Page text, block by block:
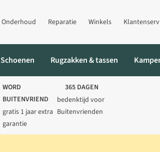
Onderhoud Reparatie Winkels
Schoenen Rugzakken & tassen
WORD
BUITENVRIEND
gratis 1 jaar extra
garantie
365 DAGEN
bedenktijd voor
Buitenvrienden